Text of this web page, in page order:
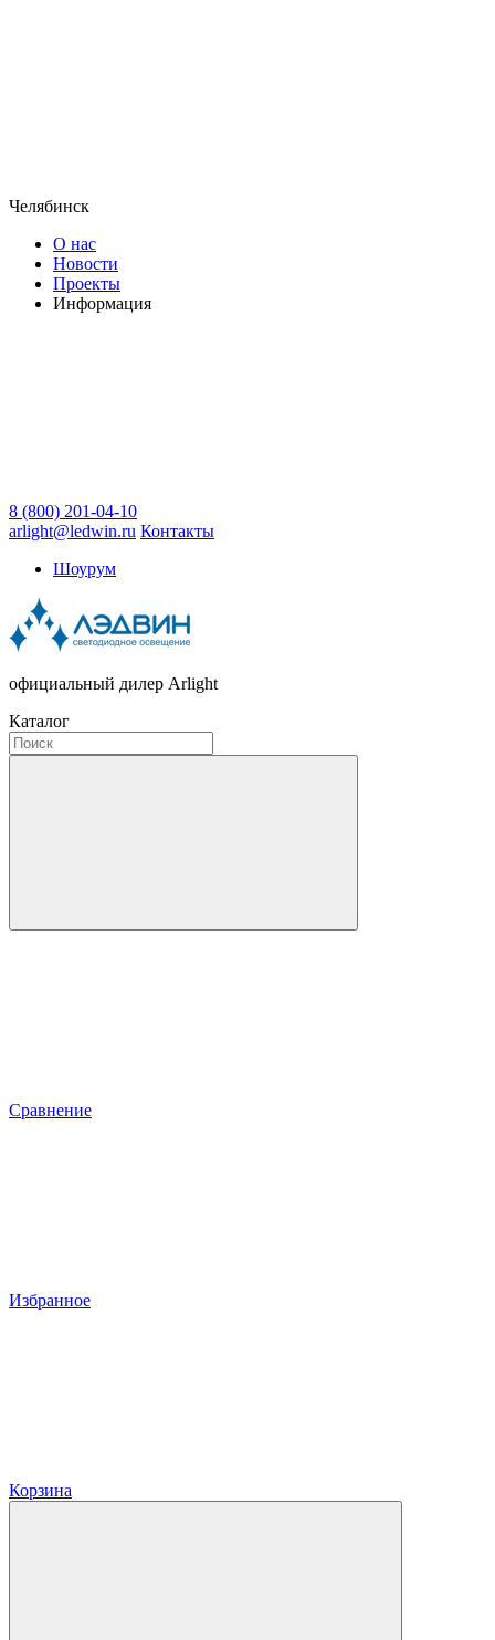
Челябинск
О нас
Новости
Проекты
Информация
8 (800) 201-04-10
arlight@ledwin.ru Контакты
Шоурум
официальный дилер Arlight
Каталог
Сравнение
Избранное
Корзина